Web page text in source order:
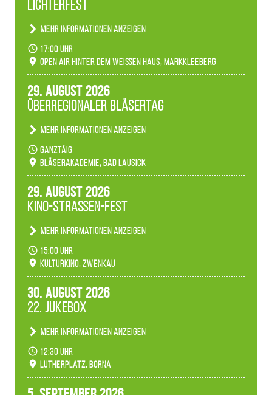
Lichterfest
Mehr Informationen anzeigen
Becherlichter, Fackeln und Lichtinstallationen
verwandeln den agra-Park in einen farbigen
Märchenwald, der bei jedem Rundgang einen
Ambiente gibt es ein leuchtendes Konzert
unserer Fachbereiche.
17:00 Uhr
Open Air hinter dem weißen Haus, Markkleeberg
29. August 2026
Überregionaler Bläsertag
Mehr Informationen anzeigen
Teilnahme der Bläserklassen.
ganztäig
Bläserakademie, Bad Lausick
29. August 2026
Kino-Straßen-Fest
Mehr Informationen anzeigen
Konzert unserer Zwenkauer Schüler und
Schülerinnen zum Fest des Kulturkinos.
15:00 Uhr
Kulturkino, Zwenkau
30. August 2026
22. Jukebox
Mehr Informationen anzeigen
Anlässlicher der 775-Jahrfeier der Stadt Borna
spielen wir noch einmal unser aktuelles
Jukeboxprogramm zum Stadtfest.
12:30 Uhr
Lutherplatz, Borna